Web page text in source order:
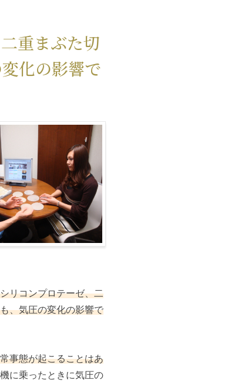
重まぶた切
化の影響で
リコンプロテーゼ、二
、気圧の変化の影響で
事態が起こることはあ
に乗ったときに気圧の